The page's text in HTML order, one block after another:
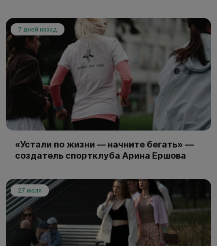
7 дней назад
«Устали по жизни — начните бегать» —
создатель спортклуба Арина Ершова
27 июля